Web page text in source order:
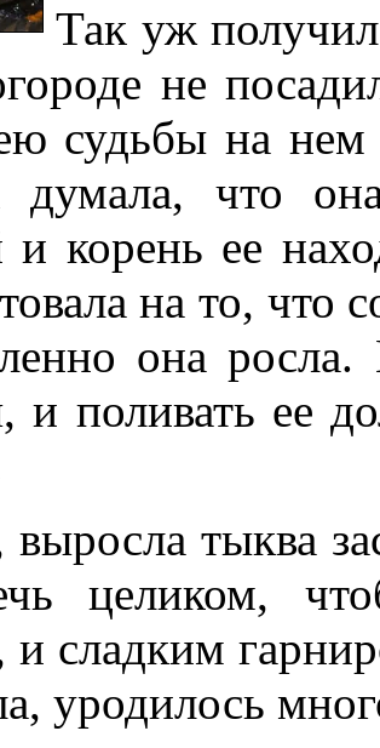
Так уж
не
судьбы на нем
думала, что
и корень ее
на то, что
она росла.
и поливать ее
выросла тыква
целиком,
и сладким
уродилось